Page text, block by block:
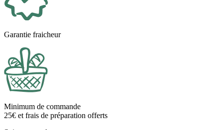
Garantie fraicheur
Minimum de commande
25€ et frais de préparation offerts